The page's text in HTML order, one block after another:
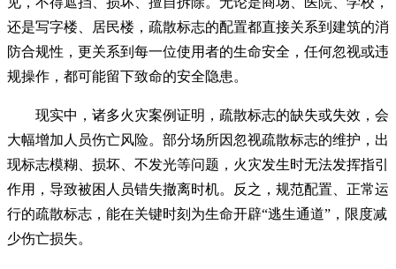
还是写字楼、居民楼，疏散标志的配置都直接关系到建筑的消
防合规性，更关系到每一位使用者的生命安全，任何忽视或违
规操作，都可能留下致命的安全隐患。
现实中，诸多火灾案例证明，疏散标志的缺失或失效，会
大幅增加人员伤亡风险。部分场所因忽视疏散标志的维护，出
现标志模糊、损坏、不发光等问题，火灾发生时无法发挥指引
作用，导致被困人员错失撤离时机。反之，规范配置、正常运
行的疏散标志，能在关键时刻为生命开辟“逃生通道”，限度减
少伤亡损失。